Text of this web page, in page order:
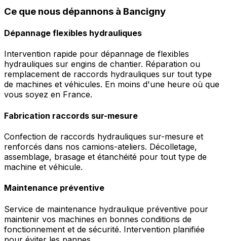
Ce que nous dépannons à Bancigny
Dépannage flexibles hydrauliques
Intervention rapide pour dépannage de flexibles
hydrauliques sur engins de chantier. Réparation ou
remplacement de raccords hydrauliques sur tout type
de machines et véhicules. En moins d'une heure où que
vous soyez en France.
Fabrication raccords sur-mesure
Confection de raccords hydrauliques sur-mesure et
renforcés dans nos camions-ateliers. Décolletage,
assemblage, brasage et étanchéité pour tout type de
machine et véhicule.
Maintenance préventive
Service de maintenance hydraulique préventive pour
maintenir vos machines en bonnes conditions de
fonctionnement et de sécurité. Intervention planifiée